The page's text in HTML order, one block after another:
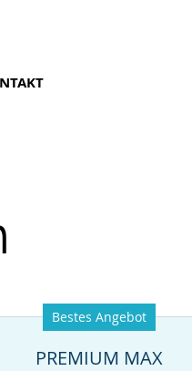
Bestes Angebot
PREMIUM MAX